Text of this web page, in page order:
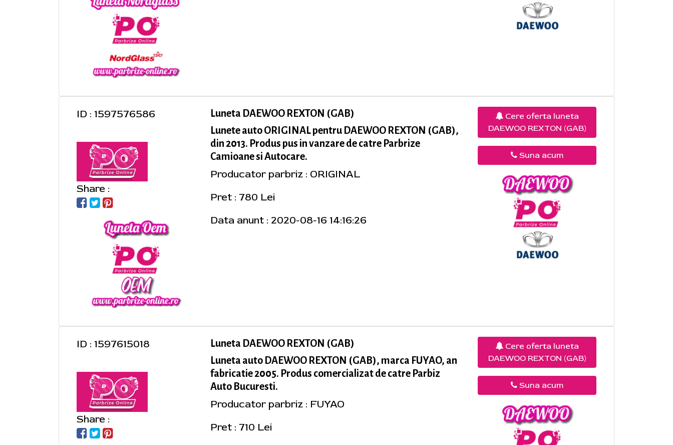
ID : 1597576586
Share :
Luneta DAEWOO REXTON (GAB)
Lunete auto ORIGINAL pentru DAEWOO REXTON (GAB),
din 2013. Produs pus in vanzare de catre Parbrize
Camioane si Autocare.
Producator parbriz : ORIGINAL
Pret : 780 Lei
Data anunt : 2020-08-16 14:16:26
Cere oferta luneta
DAEWOO REXTON (GAB)
Suna acum
ID : 1597615018
Share :
Luneta DAEWOO REXTON (GAB)
Luneta auto DAEWOO REXTON (GAB), marca FUYAO, an
fabricatie 2005. Produs comercializat de catre Parbiz
Auto Bucuresti.
Producator parbriz : FUYAO
Pret : 710 Lei
Cere oferta luneta
DAEWOO REXTON (GAB)
Suna acum